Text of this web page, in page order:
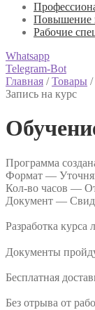
Повышение
Рабочие
Whatsapp
Telegram-Bot
Главная /Товары /
Запись на курс
Программа
Формат —
Кол-во часов —
Документ —
Разработка курса
Документы
Бесплатная
Без отрыва от